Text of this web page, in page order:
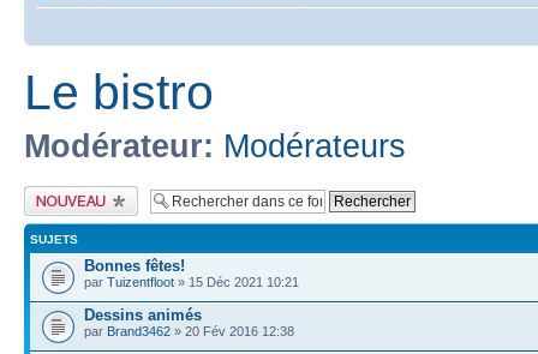
Le bistro
Modérateur: Modérateurs
Publier un nouveau
sujet
SUJETS
Bonnes fêtes!
par Tuizentfloot » 15 Déc 2021 10:21
Dessins animés
par Brand3462 » 20 Fév 2016 12:38